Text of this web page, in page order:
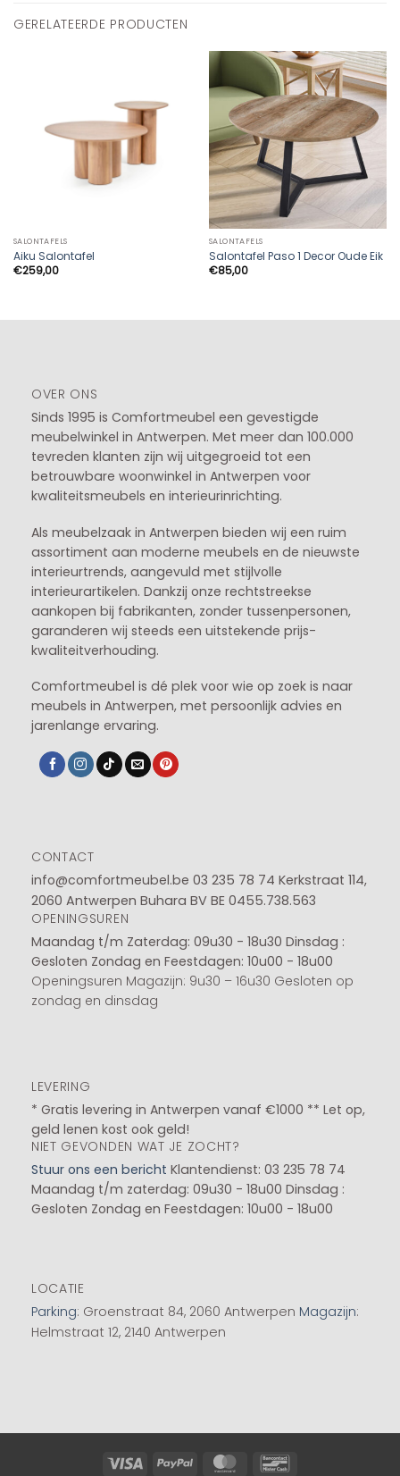
GERELATEERDE PRODUCTEN
SALONTAFELS
Aiku Salontafel
€259,00
SALONTAFELS
Salontafel Paso 1 Decor Oude Eik
€85,00
OVER ONS
Sinds 1995 is Comfortmeubel een gevestigde
meubelwinkel in Antwerpen. Met meer dan 100.000
tevreden klanten zijn wij uitgegroeid tot een
betrouwbare woonwinkel in Antwerpen voor
kwaliteitsmeubels en interieurinrichting.
Als meubelzaak in Antwerpen bieden wij een ruim
assortiment aan moderne meubels en de nieuwste
interieurtrends, aangevuld met stijlvolle
interieurartikelen. Dankzij onze rechtstreekse
aankopen bij fabrikanten, zonder tussenpersonen,
garanderen wij steeds een uitstekende prijs-
kwaliteitverhouding.
Comfortmeubel is dé plek voor wie op zoek is naar
meubels in Antwerpen, met persoonlijk advies en
jarenlange ervaring.
CONTACT
info@comfortmeubel.be 03 235 78 74 Kerkstraat 114,
2060 Antwerpen Buhara BV BE 0455.738.563
OPENINGSUREN
Maandag t/m Zaterdag: 09u30 - 18u30 Dinsdag :
Gesloten Zondag en Feestdagen: 10u00 - 18u00
Openingsuren Magazijn: 9u30 – 16u30 Gesloten op
zondag en dinsdag
LEVERING
* Gratis levering in Antwerpen vanaf €1000 ** Let op,
geld lenen kost ook geld!
NIET GEVONDEN WAT JE ZOCHT?
Stuur ons een bericht Klantendienst: 03 235 78 74
Maandag t/m zaterdag: 09u30 - 18u00 Dinsdag :
Gesloten Zondag en Feestdagen: 10u00 - 18u00
LOCATIE
Parking: Groenstraat 84, 2060 Antwerpen Magazijn:
Helmstraat 12, 2140 Antwerpen
Visa PayPal MasterCard